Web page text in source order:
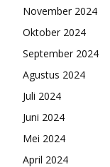
November 2024
Oktober 2024
September 2024
Agustus 2024
Juli 2024
Juni 2024
Mei 2024
April 2024